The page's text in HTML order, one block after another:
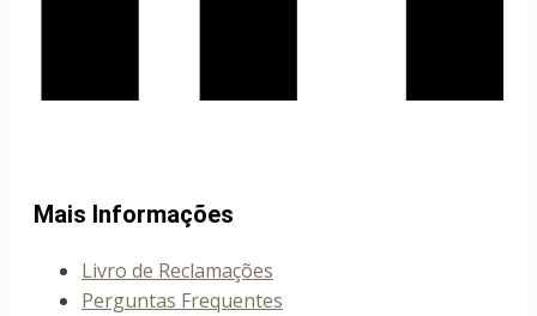
Mais Informações
Livro de Reclamações
Perguntas Frequentes